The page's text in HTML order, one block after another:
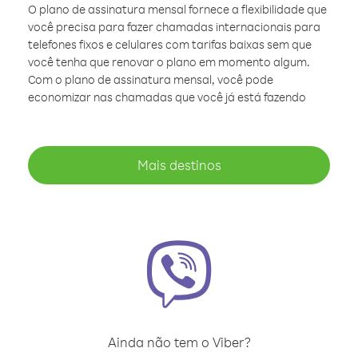
O plano de assinatura mensal fornece a flexibilidade que
você precisa para fazer chamadas internacionais para
telefones fixos e celulares com tarifas baixas sem que
você tenha que renovar o plano em momento algum.
Com o plano de assinatura mensal, você pode
economizar nas chamadas que você já está fazendo
Mais destinos
Ainda não tem o Viber?